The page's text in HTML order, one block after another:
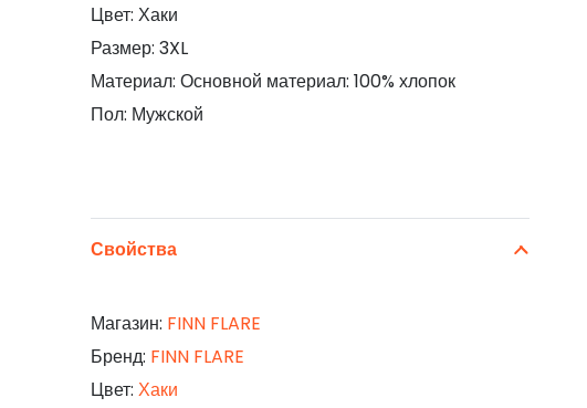
Цвет: Хаки
Размер: 3XL
Материал: Основной материал: 100% хлопок
Пол: Мужской
Свойства
Магазин: FINN FLARE
Бренд: FINN FLARE
Цвет: Хаки